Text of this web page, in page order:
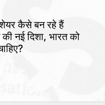
कैसे बन रहे हैं
की नई दिशा, भारत को